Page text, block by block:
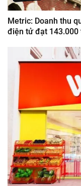
Metric: Doanh thu
điện tử đạt 143.000